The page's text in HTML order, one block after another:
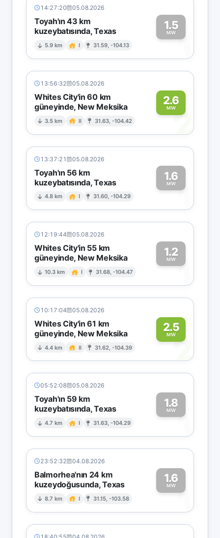
14:27:20 05.08.2026
Toyah'ın 43 km
kuzeybatısında, Texas
5.9 km I 31.59, -104.13
1.5
MW1
13:56:32 05.08.2026
Whites City'in 60 km
güneyinde, New Meksika
3.5 km II 31.63, -104.42
2.6
MW
2
13:37:21 05.08.2026
Toyah'ın 56 km
kuzeybatısında, Texas
4.8 km I 31.60, -104.29
1.6
MW1
12:19:44 05.08.2026
Whites City'in 55 km
güneyinde, New Meksika
10.3 km I 31.68, -104.47
1.2
MW1
10:17:04 05.08.2026
Whites City'in 61 km
güneyinde, New Meksika
4.4 km II 31.62, -104.39
2.5
MW2
05:52:08 05.08.2026
Toyah'ın 59 km
kuzeybatısında, Texas
4.7 km I 31.63, -104.29
1.8
MW1
23:52:32 04.08.2026
Balmorhea'nın 24 km
kuzeydoğusunda, Texas
8.7 km I 31.15, -103.58
1.6
MW1